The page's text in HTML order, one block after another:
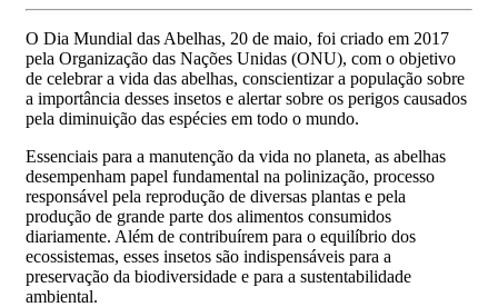
O Dia Mundial das Abelhas, 20 de maio, foi criado em 2017
pela Organização das Nações Unidas (ONU), com o objetivo
de celebrar a vida das abelhas, conscientizar a população sobre
a importância desses insetos e alertar sobre os perigos causados
pela diminuição das espécies em todo o mundo.
Essenciais para a manutenção da vida no planeta, as abelhas
desempenham papel fundamental na polinização, processo
responsável pela reprodução de diversas plantas e pela
produção de grande parte dos alimentos consumidos
diariamente. Além de contribuírem para o equilíbrio dos
ecossistemas, esses insetos são indispensáveis para a
preservação da biodiversidade e para a sustentabilidade
ambiental.